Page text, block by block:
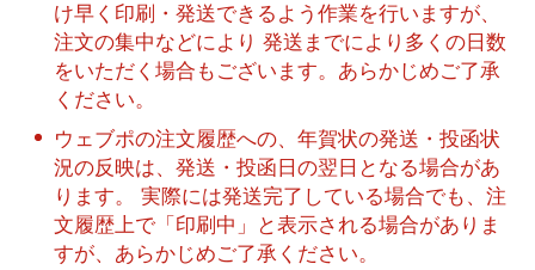
け早く印刷・発送できるよう作業を行いますが、
注文の集中などにより 発送までにより多くの日数
をいただく場合もございます。あらかじめご了承
ください。
ウェブポの注文履歴への、年賀状の発送・投函状
況の反映は、発送・投函日の翌日となる場合があ
ります。 実際には発送完了している場合でも、注
文履歴上で「印刷中」と表示される場合がありま
すが、あらかじめご了承ください。